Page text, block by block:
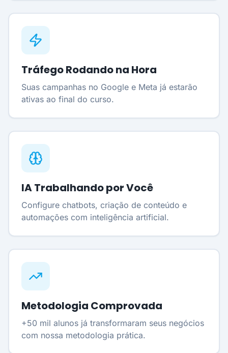
Tráfego Rodando na Hora
Suas campanhas no Google e Meta já estarão
ativas ao final do curso.
IA Trabalhando por Você
Configure chatbots, criação de conteúdo e
automações com inteligência artificial.
Metodologia Comprovada
+50 mil alunos já transformaram seus negócios
com nossa metodologia prática.